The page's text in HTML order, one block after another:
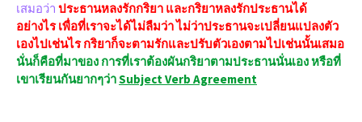
เสมอว่า ประธานหลงรักกริยา และกริยาหลงรักประธานได้
อย่างไร เพื่อที่เราจะได้ไม่ลืมว่า ไม่ว่าประธานจะเปลี่ยนแปลงตัว
เองไปเช่นไร กริยาก็จะตามรักและปรับตัวเองตามไปเช่นนั้นเสมอ
นั่นก็คือที่มาของ การที่เราต้องผันกริยาตามประธานนั่นเอง หรือที่
เขาเรียนกันยากๆว่าSubject Verb Agreement